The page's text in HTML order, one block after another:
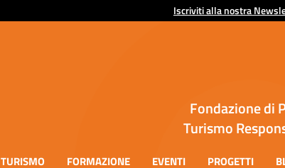
Iscriviti alla nostra
Fondazione di
Turismo
TURISMO FORMAZIONE EVENTI PROGETTI